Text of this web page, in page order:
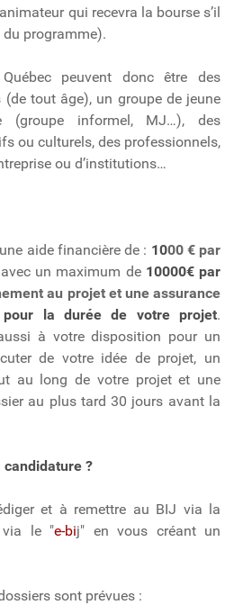
qui recevra la bourse s’il
programme).
peuvent donc être des
(de tout âge), un groupe de jeune
(groupe informel, MJ…), des
ou culturels, des professionnels,
ou d’institutions…
aide financière de : 1000 € par
un maximum de 10000€ par
au projet et une assurance
la durée de votre projet.
à votre disposition pour un
de votre idée de projet, un
au long de votre projet et une
au plus tard 30 jours avant la
candidature ?
et à remettre au BIJ via la
via le "e-bij" en vous créant un
sont prévues :